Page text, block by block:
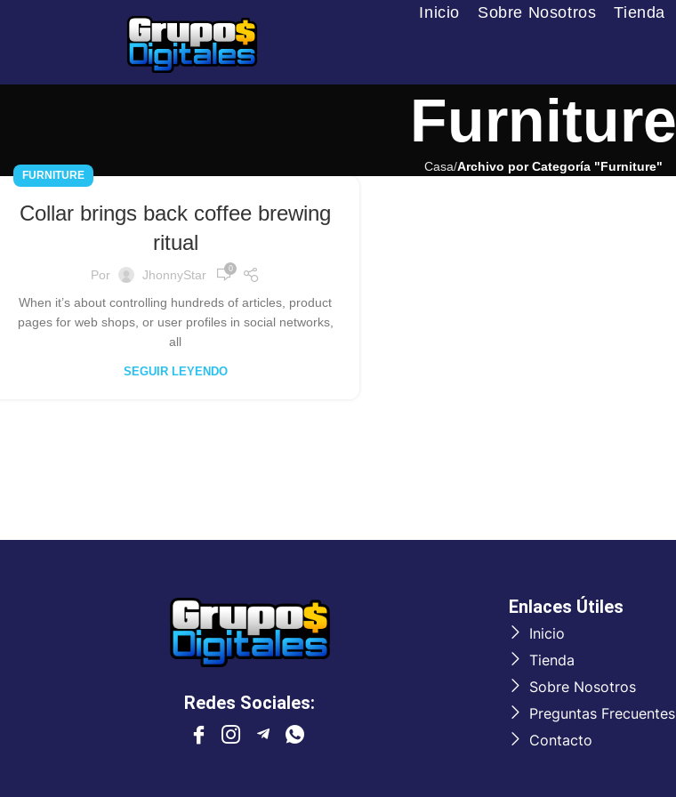
Inicio Sobre Nosotros Tienda
Furniture
Casa Archivo por Categoría "Furniture"
FURNITURE
Collar brings back coffee brewing
ritual
Por JhonnyStar 0
When it’s about controlling hundreds of articles, product
pages for web shops, or user profiles in social networks,
all
SEGUIR LEYENDO
Redes Sociales:
Enlaces Útiles
Inicio
Tienda
Sobre Nosotros
Preguntas Frecuentes
Contacto